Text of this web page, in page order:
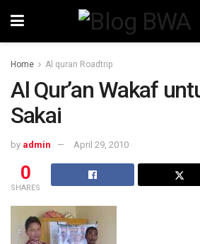
Home Al quran Roadtrip
Al Qur’an Wakaf
Sakai
by admin April 29, 2010
0
SHARES